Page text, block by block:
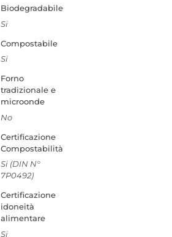
Biodegradabile
Si
Compostabile
Si
Forno
tradizionale e
microonde
No
Certificazione
Compostabilità
Si (DIN N°
7P0492)
Certificazione
idoneità
alimentare
Si